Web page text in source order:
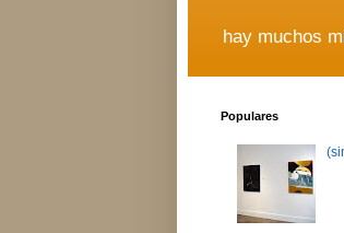
hay muchos
Populares